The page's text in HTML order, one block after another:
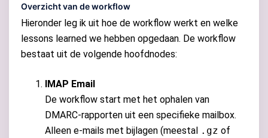
Overzicht van de workflow
Hieronder leg ik uit hoe de workflow werkt en welke
lessons learned we hebben opgedaan. De workflow
bestaat uit de volgende hoofdnodes:
IMAP Email
De workflow start met het ophalen van
DMARC-rapporten uit een specifieke mailbox.
Alleen e-mails met bijlagen (meestal .gz of